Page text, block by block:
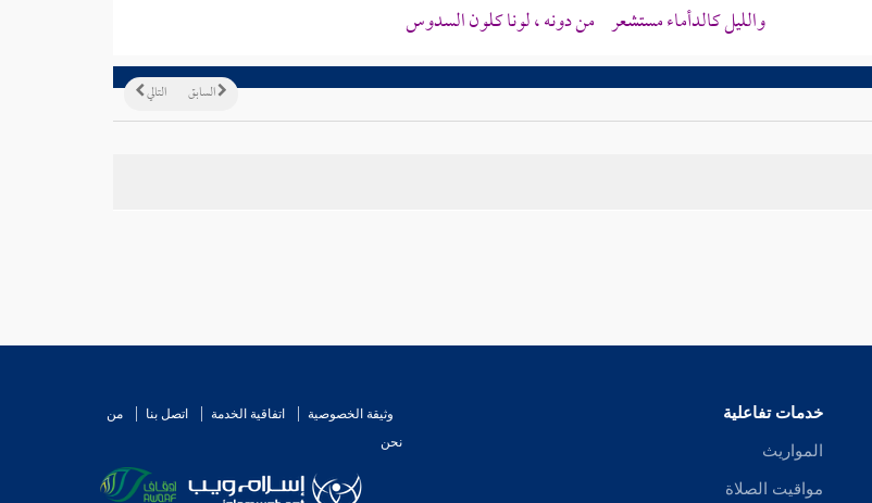
والليل كالدأماء مستشعر من دونه ، لونا كلون السدوس
التالي السابق
خدمات تفاعلية
المواريث
مواقيت الصلاة
وثيقة الخصوصية اتفاقية الخدمة اتصل بنا
من
نحن